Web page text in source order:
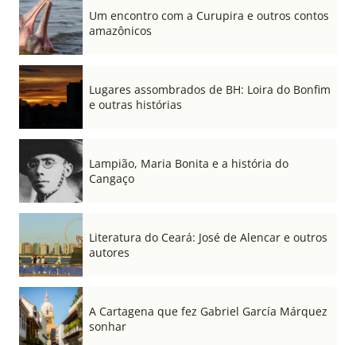
Um encontro com a Curupira e outros contos
amazônicos
Lugares assombrados de BH: Loira do Bonfim
e outras histórias
Lampião, Maria Bonita e a história do
Cangaço
Literatura do Ceará: José de Alencar e outros
autores
A Cartagena que fez Gabriel García Márquez
sonhar